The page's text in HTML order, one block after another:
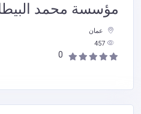
مؤسسة محمد
عمان
457
0